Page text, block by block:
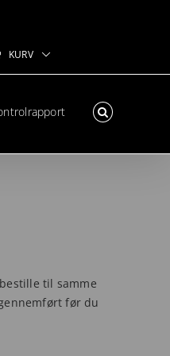
KURV
til samme
før du